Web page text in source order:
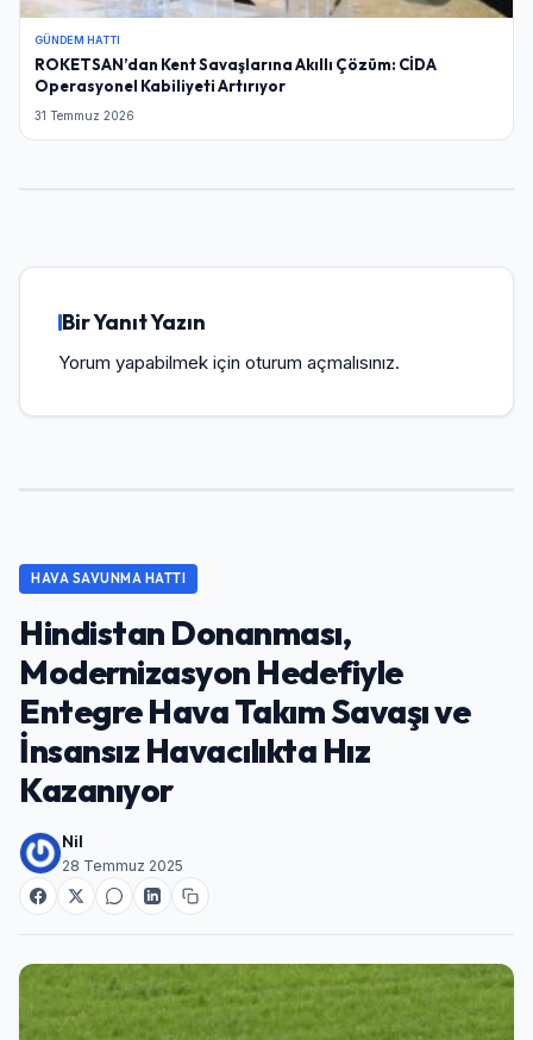
GÜNDEM HATTI
ROKETSAN’dan Kent Savaşlarına Akıllı Çözüm: CİDA
Operasyonel Kabiliyeti Artırıyor
31 Temmuz 2026
Bir Yanıt Yazın
Yorum yapabilmek için oturum açmalısınız.
HAVA SAVUNMA HATTI
Hindistan Donanması,
Modernizasyon Hedefiyle
Entegre Hava Takım Savaşı ve
İnsansız Havacılıkta Hız
Kazanıyor
Nil
28 Temmuz 2025
Şifre
Beni Hatırla